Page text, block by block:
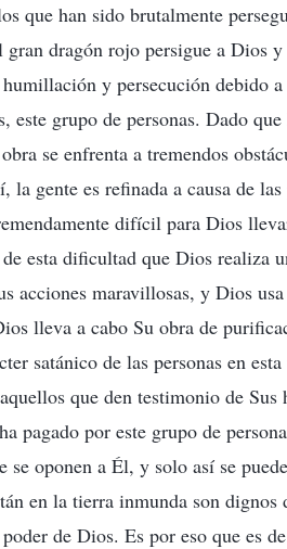
que han sido brutalmente
dragón rojo persigue a Dios
y persecución debido
este grupo de personas. Dado
se enfrenta a tremendos
la gente es refinada a causa de
difícil para Dios
esta dificultad que Dios realiza
acciones maravillosas, y Dios
lleva a cabo Su obra de
satánico de las personas en
que den testimonio de Sus
pagado por este grupo de
se oponen a Él, y solo así se
en la tierra inmunda son dignos
de Dios. Es por eso que es